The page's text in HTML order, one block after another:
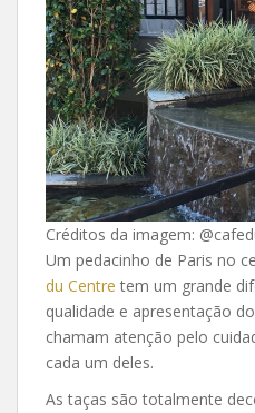
Créditos da imagem:
Um pedacinho de Paris no
du Centre tem um grande
qualidade e apresentação
chamam atenção pelo
cada um deles.
As taças são totalmente